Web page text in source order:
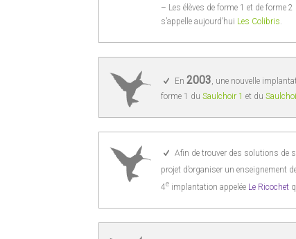
– Les élèves de forme 1 et de forme
s’appelle aujourd’hui Les Colibris.
En 2003, une nouvelle
forme 1 du Saulchoir 1 et du
Afin de trouver des solutions de
projet d’organiser un enseignement
4e implantation appelée Le Ricochet